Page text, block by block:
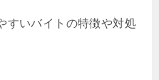
すいバイトの特徴や対処